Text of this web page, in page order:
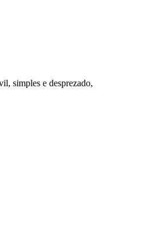
simples e desprezado,